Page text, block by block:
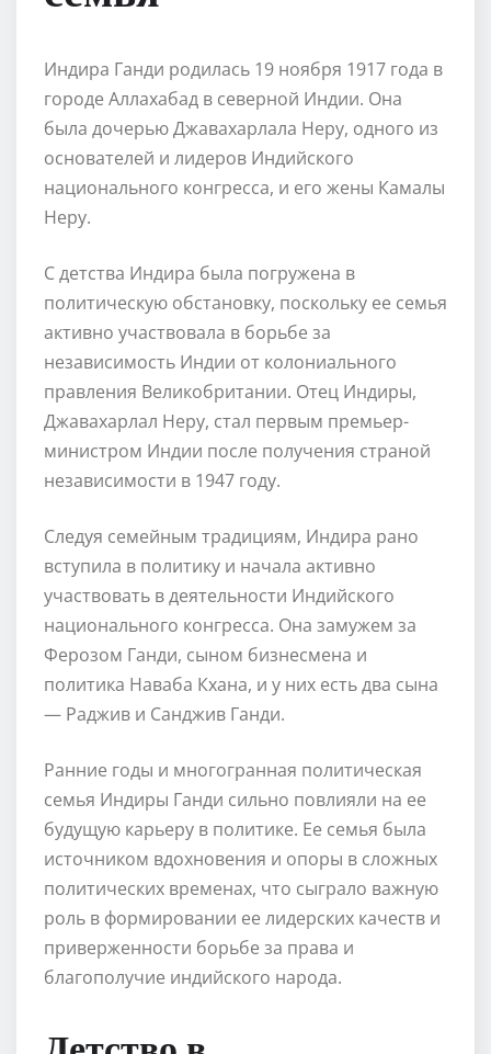
Индира Ганди родилась 19 ноября 1917 года в
городе Аллахабад в северной Индии. Она
была дочерью Джавахарлала Неру, одного из
основателей и лидеров Индийского
национального конгресса, и его жены Камалы
Неру.
С детства Индира была погружена в
политическую обстановку, поскольку ее семья
активно участвовала в борьбе за
независимость Индии от колониального
правления Великобритании. Отец Индиры,
Джавахарлал Неру, стал первым премьер-
министром Индии после получения страной
независимости в 1947 году.
Следуя семейным традициям, Индира рано
вступила в политику и начала активно
участвовать в деятельности Индийского
национального конгресса. Она замужем за
Ферозом Ганди, сыном бизнесмена и
политика Наваба Кхана, и у них есть два сына
— Раджив и Санджив Ганди.
Ранние годы и многогранная политическая
семья Индиры Ганди сильно повлияли на ее
будущую карьеру в политике. Ее семья была
источником вдохновения и опоры в сложных
политических временах, что сыграло важную
роль в формировании ее лидерских качеств и
приверженности борьбе за права и
благополучие индийского народа.